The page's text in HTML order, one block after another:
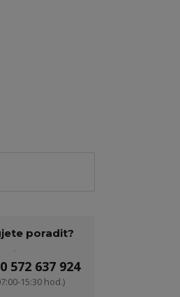
poradit?
572 637 924
15:30 hod.)